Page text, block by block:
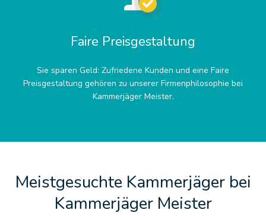
Faire Preisgestaltung
Sie sparen Geld: Zufriedene Kunden und eine Faire
Preisgestaltung gehören zu unserer Firmenphilosophie bei
Kammerjäger Meister.
Meistgesuchte Kammerjäger bei
Kammerjäger Meister